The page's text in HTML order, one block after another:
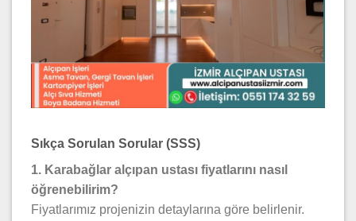
Sıkça Sorulan Sorular (SSS)
1. Karabağlar alçıpan ustası fiyatlarını nasıl
öğrenebilirim?
Fiyatlarımız projenizin detaylarına göre belirlenir.